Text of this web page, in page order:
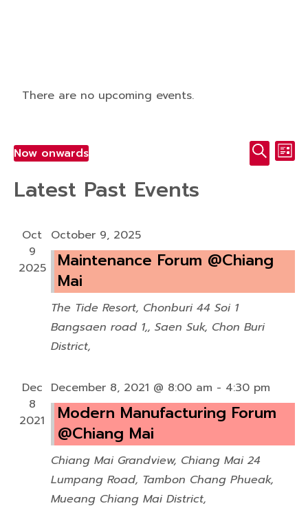
There are no upcoming events.
E
t
s
e
r
c
h
a
Search
E
v
V
i
List
Now onwards
date.
Latest Past Events
Oct
9
2025
October 9, 2025
Maintenance Forum @Chiang
Mai
The Tide Resort, Chonburi 44 Soi 1
Bangsaen road 1,, Saen Suk, Chon Buri
District,
Dec
8
2021
December 8, 2021 @ 8:00 am - 4:30 pm
Modern Manufacturing Forum
@Chiang Mai
Chiang Mai Grandview, Chiang Mai 24
Lumpang Road, Tambon Chang Phueak,
Mueang Chiang Mai District,